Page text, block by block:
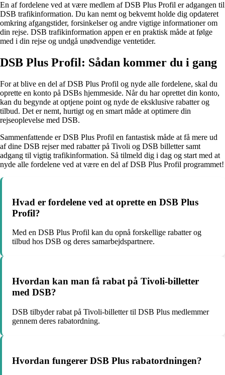
En af fordelene ved at være medlem af DSB Plus Profil er adgangen til
DSB trafikinformation. Du kan nemt og bekvemt holde dig opdateret
omkring afgangstider, forsinkelser og andre vigtige informationer om
din rejse. DSB trafikinformation appen er en praktisk måde at følge
med i din rejse og undgå unødvendige ventetider.
DSB Plus Profil: Sådan kommer du i gang
For at blive en del af DSB Plus Profil og nyde alle fordelene, skal du
oprette en konto på DSBs hjemmeside. Når du har oprettet din konto,
kan du begynde at optjene point og nyde de eksklusive rabatter og
tilbud. Det er nemt, hurtigt og en smart måde at optimere din
rejseoplevelse med DSB.
Sammenfattende er DSB Plus Profil en fantastisk måde at få mere ud
af dine DSB rejser med rabatter på Tivoli og DSB billetter samt
adgang til vigtig trafikinformation. Så tilmeld dig i dag og start med at
nyde alle fordelene ved at være en del af DSB Plus Profil programmet!
Hvad er fordelene ved at oprette en DSB Plus
Profil?
Med en DSB Plus Profil kan du opnå forskellige rabatter og
tilbud hos DSB og deres samarbejdspartnere.
Hvordan kan man få rabat på Tivoli-billetter
med DSB?
DSB tilbyder rabat på Tivoli-billetter til DSB Plus medlemmer
gennem deres rabatordning.
Hvordan fungerer DSB Plus rabatordningen?